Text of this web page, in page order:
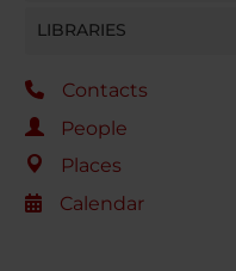
LIBRARIES
Contacts
People
Places
Calendar